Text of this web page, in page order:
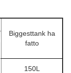
Biggesttank ha
fatto
150L